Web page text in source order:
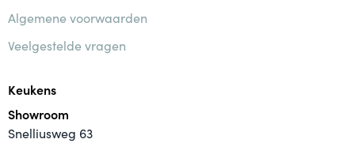
Algemene voorwaarden
Veelgestelde vragen
Keukens
Showroom
Snelliusweg 63